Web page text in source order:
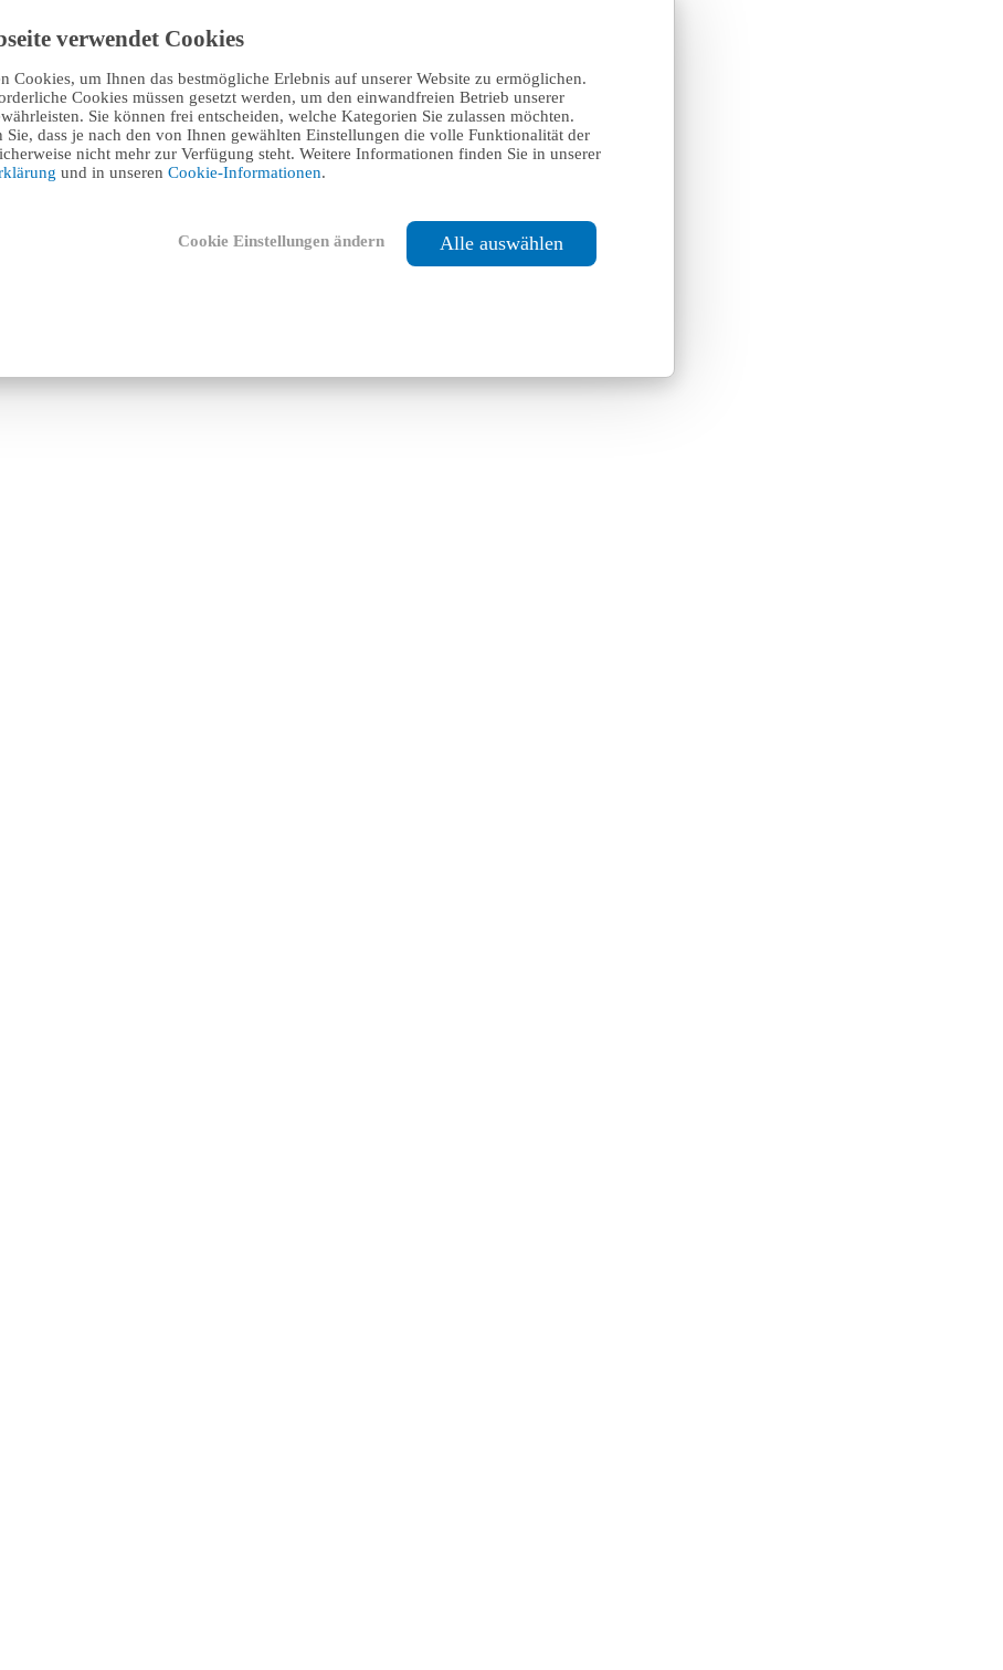
verwendet Cookies
Cookies, um Ihnen das bestmögliche Erlebnis auf unserer Website zu ermöglichen.
Cookies müssen gesetzt werden, um den einwandfreien Betrieb unserer
Sie können frei entscheiden, welche Kategorien Sie zulassen möchten.
Sie, dass je nach den von Ihnen gewählten Einstellungen die volle Funktionalität der
nicht mehr zur Verfügung steht. Weitere Informationen finden Sie in unserer
und in unseren Cookie-Informationen.
Cookie Einstellungen ändern Alle auswählen